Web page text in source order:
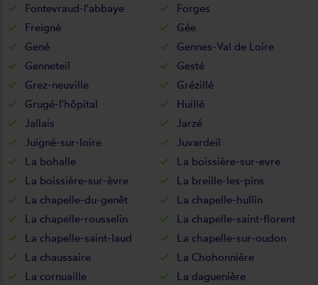
Fontevraud-l'abbaye
Forges
Freigné
Gée
Gené
Gennes-Val de Loire
Genneteil
Gesté
Grez-neuville
Grézillé
Grugé-l'hôpital
Huillé
Jallais
Jarzé
Juigné-sur-loire
Juvardeil
La bohalle
La boissière-sur-evre
La boissière-sur-èvre
La breille-les-pins
La chapelle-du-genêt
La chapelle-hullin
La chapelle-rousselin
La chapelle-saint-florent
La chapelle-saint-laud
La chapelle-sur-oudon
La chaussaire
La Chohonnière
La cornuaille
La daguenière